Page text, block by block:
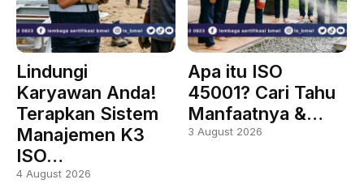
Lindungi
Karyawan Anda!
Terapkan Sistem
Manajemen K3
ISO…
4 August 2026
Apa itu ISO
45001? Cari Tahu
Manfaatnya &…
3 August 2026